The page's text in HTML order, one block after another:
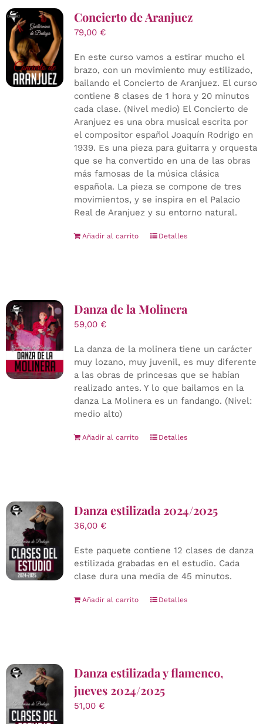
Concierto de Aranjuez
79,00 €
En este curso vamos a estirar mucho el
brazo, con un movimiento muy estilizado,
bailando el Concierto de Aranjuez. El curso
contiene 8 clases de 1 hora y 20 minutos
cada clase. (Nivel medio) El Concierto de
Aranjuez es una obra musical escrita por
el compositor español Joaquín Rodrigo en
1939. Es una pieza para guitarra y orquesta
que se ha convertido en una de las obras
más famosas de la música clásica
española. La pieza se compone de tres
movimientos, y se inspira en el Palacio
Real de Aranjuez y su entorno natural.
Añadir al carrito Detalles
Danza de la Molinera
59,00 €
La danza de la molinera tiene un carácter
muy lozano, muy juvenil, es muy diferente
a las obras de princesas que se habían
realizado antes. Y lo que bailamos en la
danza La Molinera es un fandango. (Nivel:
medio alto)
Añadir al carrito Detalles
Danza estilizada 2024/2025
36,00 €
Este paquete contiene 12 clases de danza
estilizada grabadas en el estudio. Cada
clase dura una media de 45 minutos.
Añadir al carrito Detalles
Danza estilizada y flamenco,
jueves 2024/2025
51,00 €